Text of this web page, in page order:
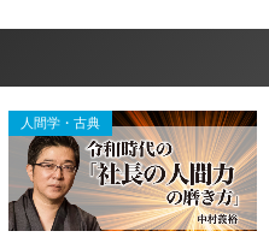
人間学・古典